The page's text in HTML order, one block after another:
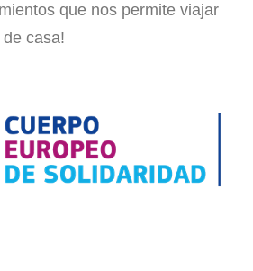
que nos permite viajar
casa!